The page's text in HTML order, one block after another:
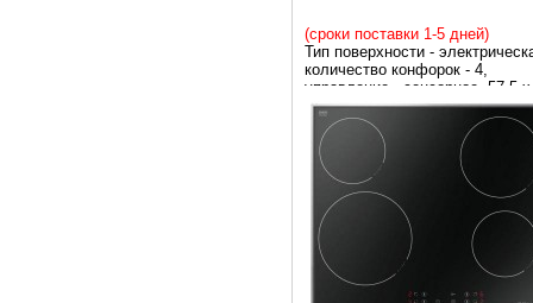
(сроки поставки 1-5 дней)
Тип поверхности -
количество конфорок - 4,
управление - сенсорное, 57.5 х
50.5 см, черный